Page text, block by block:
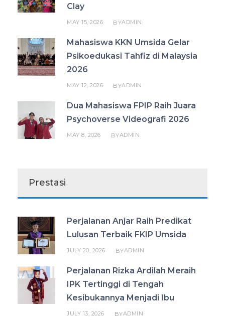
Clay
MAY 15, 2026 BYADMIN
Mahasiswa KKN Umsida Gelar
Psikoedukasi Tahfiz di Malaysia
2026
MAY 12, 2026 BYADMIN
Dua Mahasiswa FPIP Raih Juara
Psychoverse Videografi 2026
MAY 8, 2026 BYADMIN
Prestasi
Perjalanan Anjar Raih Predikat
Lulusan Terbaik FKIP Umsida
JULY 20, 2026 BYADMIN
Perjalanan Rizka Ardilah Meraih
IPK Tertinggi di Tengah
Kesibukannya Menjadi Ibu
JULY 13, 2026 BYADMIN